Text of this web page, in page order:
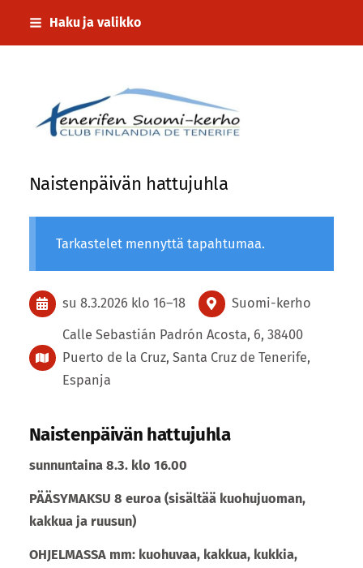
Siirry
sivun
Haku ja valikko
Tenerifen Suomi-kerho
Naistenpäivän hattujuhla
Tarkastelet mennyttä tapahtumaa.
su 8.3.2026 klo 16–18 Suomi-kerho
Calle Sebastián Padrón Acosta, 6, 38400
Puerto de la Cruz, Santa Cruz de Tenerife,
Espanja
Naistenpäivän hattujuhla
sunnuntaina 8.3. klo 16.00
PÄÄSYMAKSU 8 euroa (sisältää kuohujuoman,
kakkua ja ruusun)
OHJELMASSA mm: kuohuvaa, kakkua, kukkia,